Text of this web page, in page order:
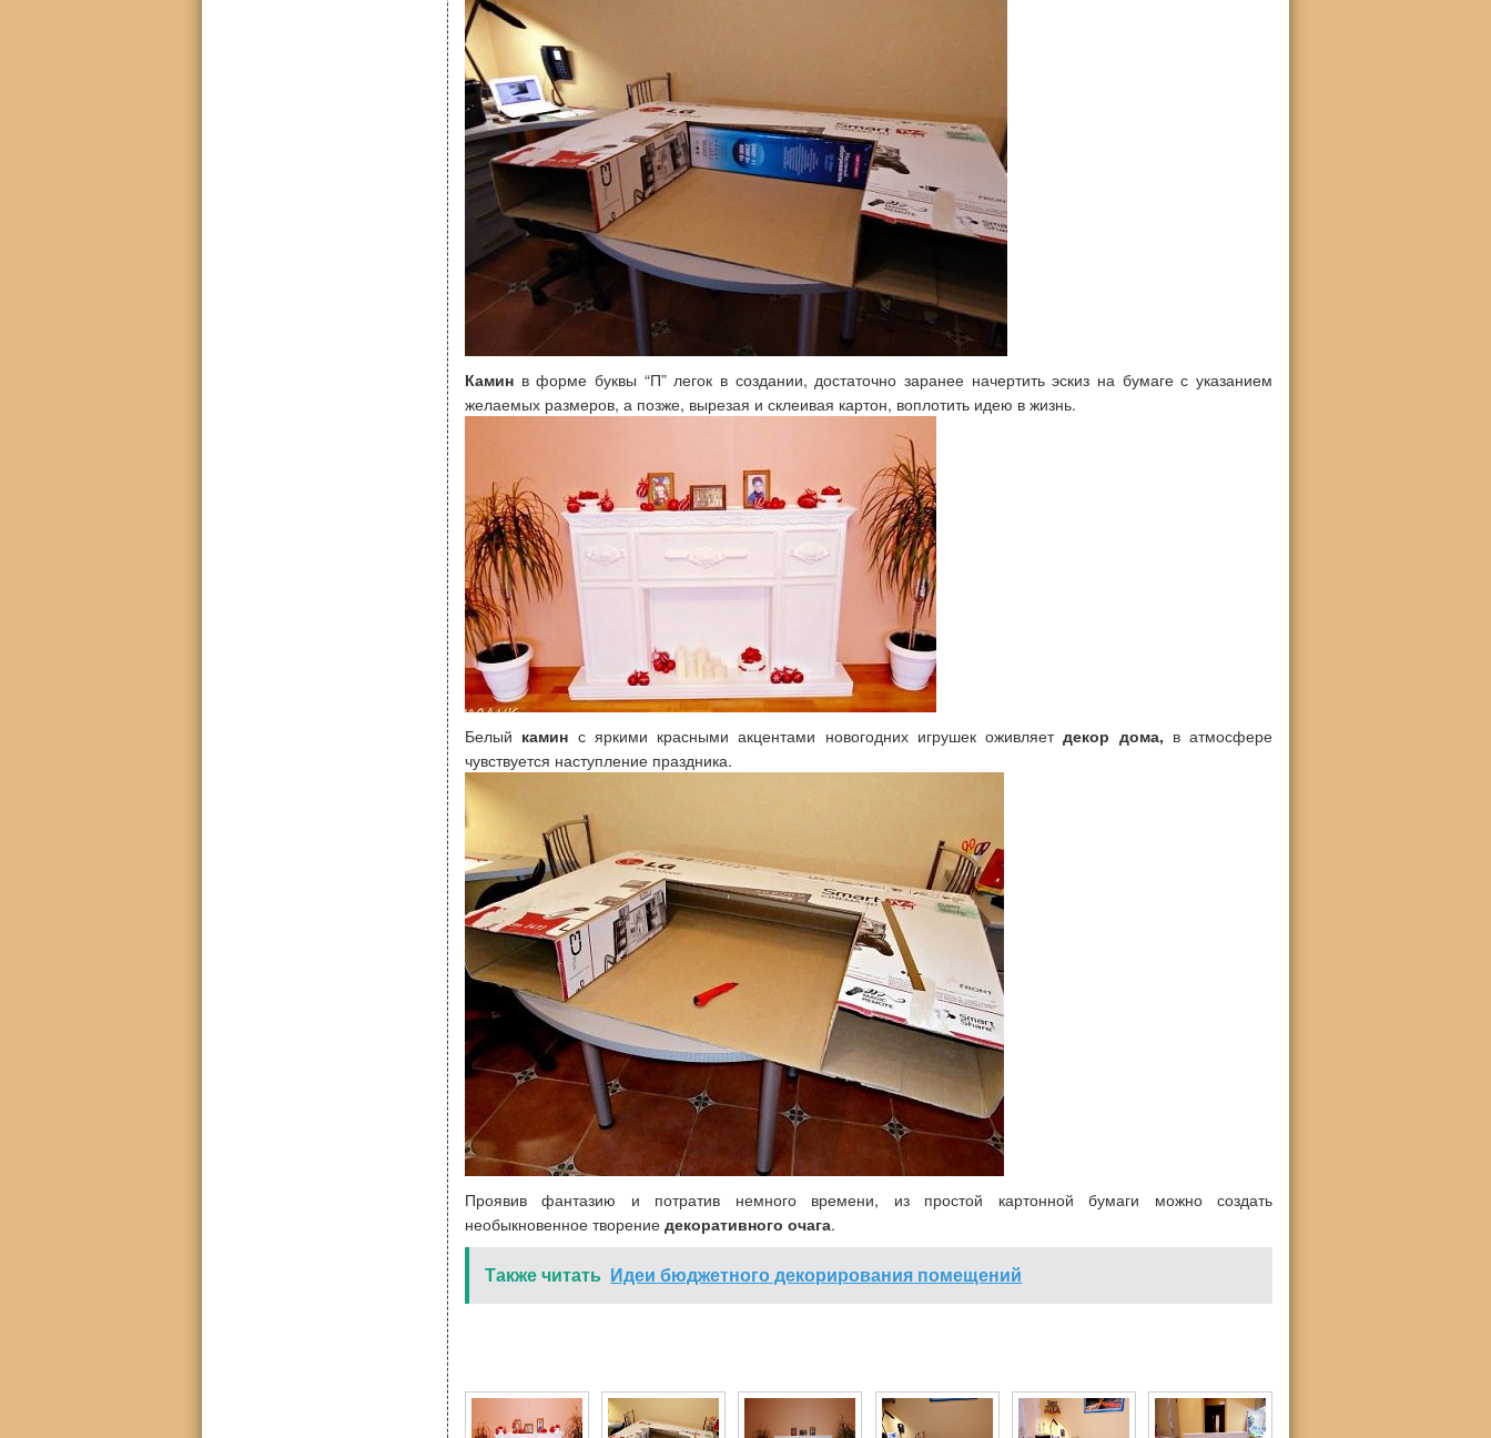
Камин в форме буквы “П” легок в создании, достаточно заранее начертить эскиз на бумаге с указанием
желаемых размеров, а позже, вырезая и склеивая картон, воплотить идею в жизнь.
Белый камин с яркими красными акцентами новогодних игрушек оживляетдекор дома, в атмосфере
чувствуется наступление праздника.
Проявив фантазию и потратив немного времени, из простой картонной бумаги можно создать
необыкновенное творение декоративного очага.
Также читать Идеи бюджетного декорирования помещений